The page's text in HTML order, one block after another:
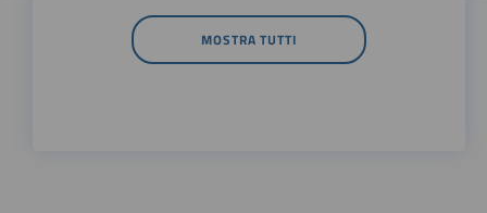
MOSTRA TUTTI